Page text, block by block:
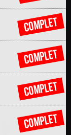
+
COMPLET
+
COMPLET
+
COMPLET
+
COMPLET